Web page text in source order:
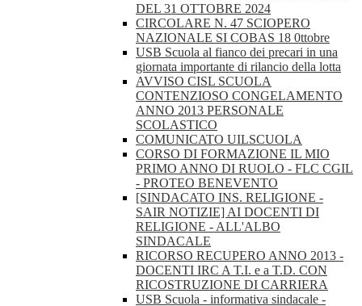
DEL 31 OTTOBRE 2024
CIRCOLARE N. 47 SCIOPERO
NAZIONALE SI COBAS 18 0ttobre
USB Scuola al fianco dei precari in una
giornata importante di rilancio della lotta
AVVISO CISL SCUOLA
CONTENZIOSO CONGELAMENTO
ANNO 2013 PERSONALE
SCOLASTICO
COMUNICATO UILSCUOLA
CORSO DI FORMAZIONE IL MIO
PRIMO ANNO DI RUOLO - FLC CGIL
- PROTEO BENEVENTO
[SINDACATO INS. RELIGIONE -
SAIR NOTIZIE] AI DOCENTI DI
RELIGIONE - ALL'ALBO
SINDACALE
RICORSO RECUPERO ANNO 2013 -
DOCENTI IRC A T.I. e a T.D. CON
RICOSTRUZIONE DI CARRIERA
USB Scuola - informativa sindacale -